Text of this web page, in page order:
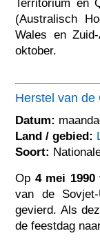
Territorium en
(Australisch
Wales en
oktober.
Herstel van de
Datum:
Land / gebied:
Soort:
Op 4 mei 1990
van de
gevierd. Als
de feestdag